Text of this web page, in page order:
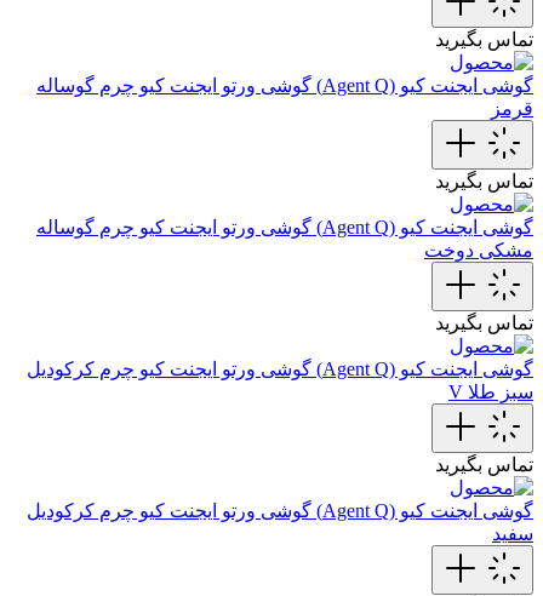
تماس بگیرید
گوشی ایجنت کیو (Agent Q)
گوشی ورتو ایجنت کیو چرم گوساله
قرمز
تماس بگیرید
گوشی ایجنت کیو (Agent Q)
گوشی ورتو ایجنت کیو چرم گوساله
مشکی دوخت
تماس بگیرید
گوشی ایجنت کیو (Agent Q)
گوشی ورتو ایجنت کیو چرم کرکودیل
سبز طلا V
تماس بگیرید
گوشی ایجنت کیو (Agent Q)
گوشی ورتو ایجنت کیو چرم‌ کرکودیل
سفید